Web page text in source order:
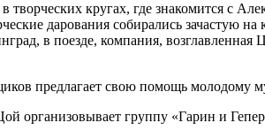
творческих кругах, где знакомится с
дарования собирались зачастую
в поезде, компания,
предлагает свою помощь
организовывает группу «Гарин и